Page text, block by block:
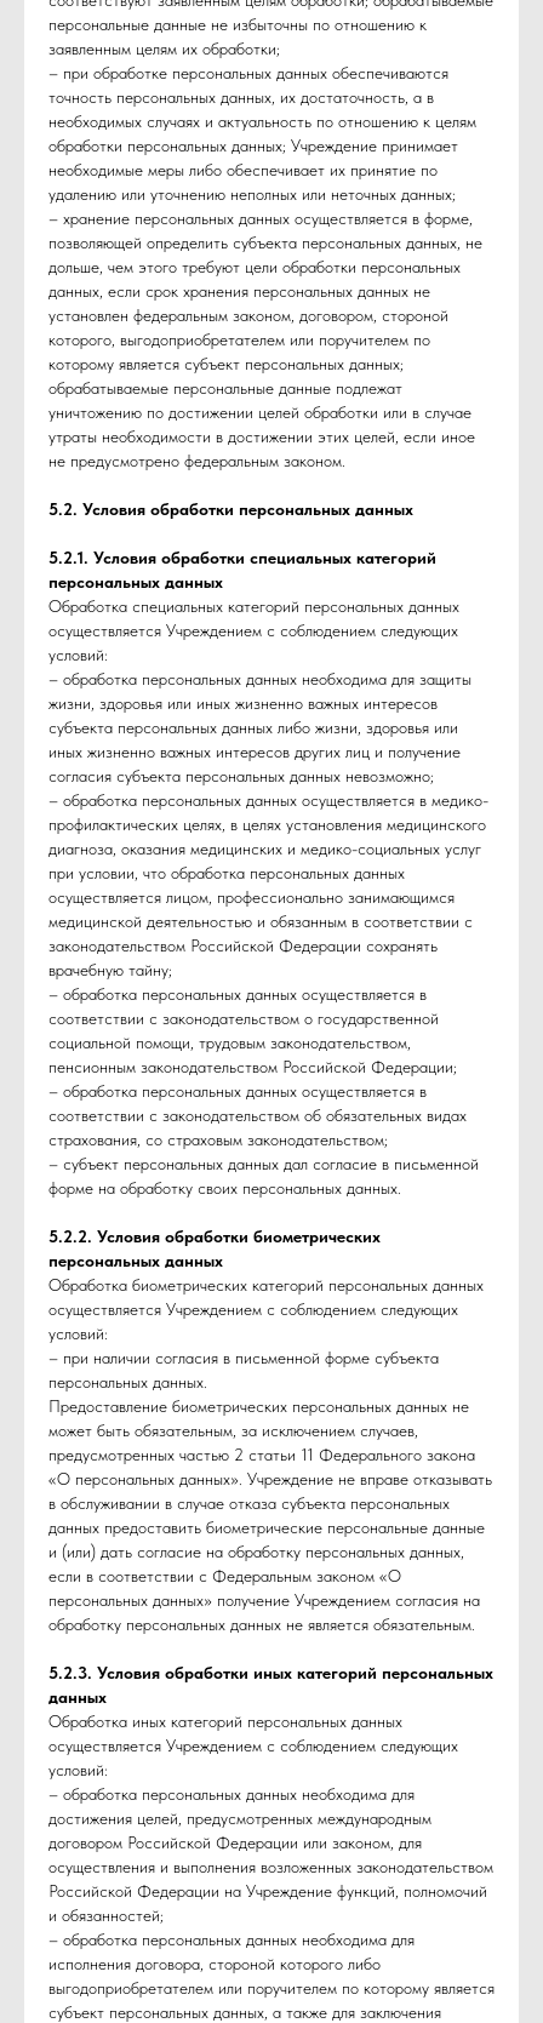
персональные данные не избыточны по отношению к
заявленным целям их обработки;
– при обработке персональных данных обеспечиваются
точность персональных данных, их достаточность, а в
необходимых случаях и актуальность по отношению к целям
обработки персональных данных; Учреждение принимает
необходимые меры либо обеспечивает их принятие по
удалению или уточнению неполных или неточных данных;
– хранение персональных данных осуществляется в форме,
позволяющей определить субъекта персональных данных, не
дольше, чем этого требуют цели обработки персональных
данных, если срок хранения персональных данных не
установлен федеральным законом, договором, стороной
которого, выгодоприобретателем или поручителем по
которому является субъект персональных данных;
обрабатываемые персональные данные подлежат
уничтожению по достижении целей обработки или в случае
утраты необходимости в достижении этих целей, если иное
не предусмотрено федеральным законом.
5.2. Условия обработки персональных данных
5.2.1. Условия обработки специальных категорий
персональных данных
Обработка специальных категорий персональных данных
осуществляется Учреждением с соблюдением следующих
условий:
– обработка персональных данных необходима для защиты
жизни, здоровья или иных жизненно важных интересов
субъекта персональных данных либо жизни, здоровья или
иных жизненно важных интересов других лиц и получение
согласия субъекта персональных данных невозможно;
– обработка персональных данных осуществляется в медико-
профилактических целях, в целях установления медицинского
диагноза, оказания медицинских и медико-социальных услуг
при условии, что обработка персональных данных
осуществляется лицом, профессионально занимающимся
медицинской деятельностью и обязанным в соответствии с
законодательством Российской Федерации сохранять
врачебную тайну;
– обработка персональных данных осуществляется в
соответствии с законодательством о государственной
социальной помощи, трудовым законодательством,
пенсионным законодательством Российской Федерации;
– обработка персональных данных осуществляется в
соответствии с законодательством об обязательных видах
страхования, со страховым законодательством;
– субъект персональных данных дал согласие в письменной
форме на обработку своих персональных данных.
5.2.2. Условия обработки биометрических
персональных данных
Обработка биометрических категорий персональных данных
осуществляется Учреждением с соблюдением следующих
условий:
– при наличии согласия в письменной форме субъекта
персональных данных.
Предоставление биометрических персональных данных не
может быть обязательным, за исключением случаев,
предусмотренных частью 2 статьи 11 Федерального закона
«О персональных данных». Учреждение не вправе отказывать
в обслуживании в случае отказа субъекта персональных
данных предоставить биометрические персональные данные
и (или) дать согласие на обработку персональных данных,
если в соответствии с Федеральным законом «О
персональных данных» получение Учреждением согласия на
обработку персональных данных не является обязательным.
5.2.3. Условия обработки иных категорий персональных
данных
Обработка иных категорий персональных данных
осуществляется Учреждением с соблюдением следующих
условий:
– обработка персональных данных необходима для
достижения целей, предусмотренных международным
договором Российской Федерации или законом, для
осуществления и выполнения возложенных законодательством
Российской Федерации на Учреждение функций, полномочий
и обязанностей;
– обработка персональных данных необходима для
исполнения договора, стороной которого либо
выгодоприобретателем или поручителем по которому является
субъект персональных данных, а также для заключения